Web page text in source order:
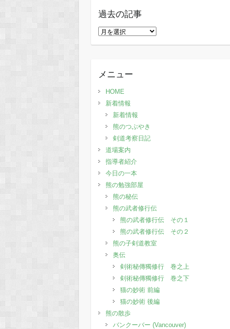
過去の記事
過
事
メニュー
HOME
新着情報
新着情報
熊のつぶやき
剣道考察日記
道場案内
指導者紹介
今日の一本
熊の勉強部屋
熊の秘伝
熊の武者修行伝
熊の武者修行伝 その１
熊の武者修行伝 その２
熊の子剣道教室
奥伝
剣術秘傳獨修行 巻之上
剣術秘傳獨修行 巻之下
猫の妙術 前編
猫の妙術 後編
熊の散歩
バンクーバー (Vancouver)